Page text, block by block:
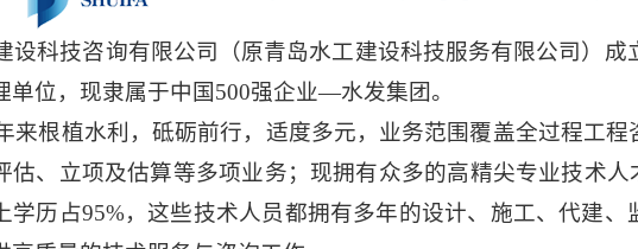
设科技咨询有限公司（原青岛水工建设科技服务有限公司）成
单位，现隶属于中国500强企业—水发集团。
来根植水利，砥砺前行，适度多元，业务范围覆盖全过程工
估、立项及估算等多项业务；现拥有众多的高精尖专业技术
学历占95%，这些技术人员都拥有多年的设计、施工、代建